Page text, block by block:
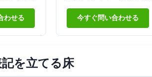
わせる 今すぐ問い合わせる
を立てる床